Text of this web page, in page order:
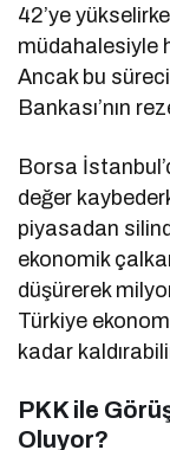
42’ye
müdahalesiyle
Ancak bu
Bankası’nın
Borsa
değer
piyasadan
ekonomik
düşürerek
Türkiye
kadar
PKK ile
Oluyor?